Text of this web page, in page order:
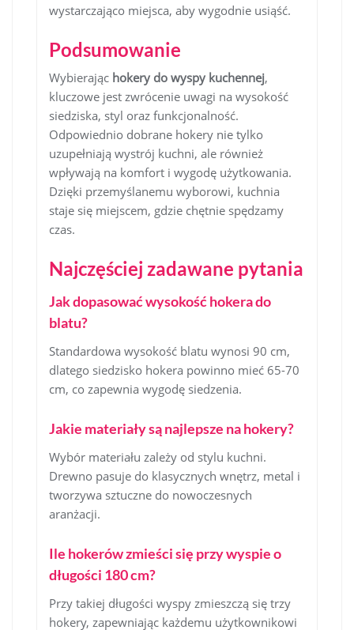
wystarczająco miejsca, aby wygodnie usiąść.
Podsumowanie
Wybierając hokery do wyspy kuchennej,
kluczowe jest zwrócenie uwagi na wysokość
siedziska, styl oraz funkcjonalność.
Odpowiednio dobrane hokery nie tylko
uzupełniają wystrój kuchni, ale również
wpływają na komfort i wygodę użytkowania.
Dzięki przemyślanemu wyborowi, kuchnia
staje się miejscem, gdzie chętnie spędzamy
czas.
Najczęściej zadawane pytania
Jak dopasować wysokość hokera do
blatu?
Standardowa wysokość blatu wynosi 90 cm,
dlatego siedzisko hokera powinno mieć 65-70
cm, co zapewnia wygodę siedzenia.
Jakie materiały są najlepsze na hokery?
Wybór materiału zależy od stylu kuchni.
Drewno pasuje do klasycznych wnętrz, metal i
tworzywa sztuczne do nowoczesnych
aranżacji.
Ile hokerów zmieści się przy wyspie o
długości 180 cm?
Przy takiej długości wyspy zmieszczą się trzy
hokery, zapewniając każdemu użytkownikowi